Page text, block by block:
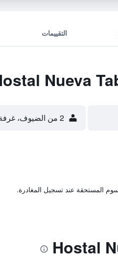
التقييمات
2 من الضيوف، غرفة واحدة
المستحقة عند تسجيل المغادرة.